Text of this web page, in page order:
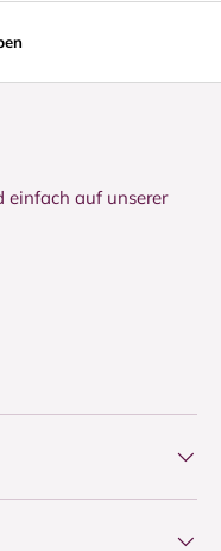
einfach auf unserer